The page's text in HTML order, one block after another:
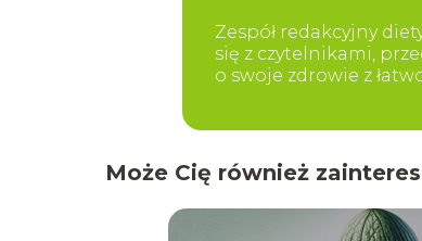
Zespół redakcyjny
się z czytelnikami,
o swoje zdrowie z
Może Cię również